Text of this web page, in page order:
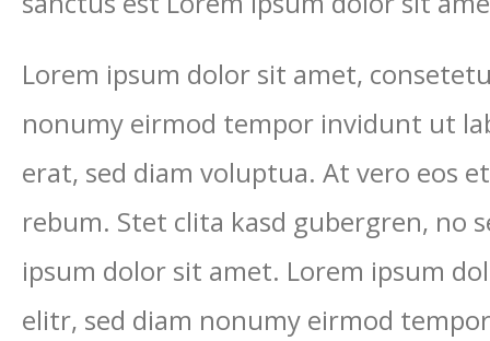
Lorem ipsum dolor sit amet,
nonumy eirmod tempor invidunt ut
erat, sed diam voluptua. At vero eos
rebum. Stet clita kasd gubergren, no
ipsum dolor sit amet. Lorem ipsum
elitr, sed diam nonumy eirmod